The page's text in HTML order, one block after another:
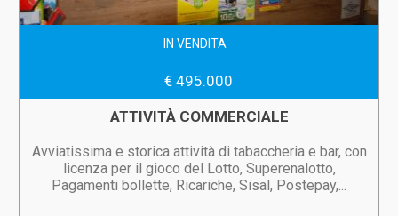
IN VENDITA
€ 495.000
ATTIVITÀ COMMERCIALE
Avviatissima e storica attività di tabaccheria e bar, con
licenza per il gioco del Lotto, Superenalotto,
Pagamenti bollette, Ricariche, Sisal, Postepay,...